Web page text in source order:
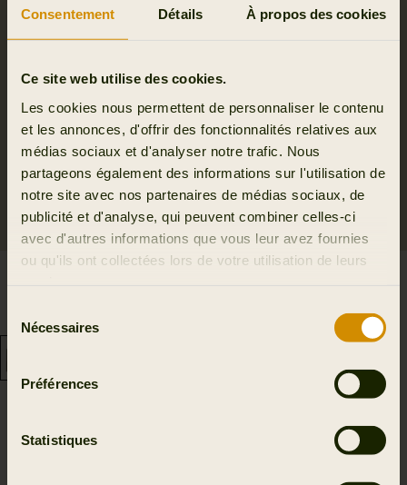
Consentement Détails À propos des cookies
Ce site web utilise des cookies.
Les cookies nous permettent de personnaliser le contenu
et les annonces, d'offrir des fonctionnalités relatives aux
médias sociaux et d'analyser notre trafic. Nous
partageons également des informations sur l'utilisation de
notre site avec nos partenaires de médias sociaux, de
publicité et d'analyse, qui peuvent combiner celles-ci
avec d'autres informations que vous leur avez fournies
ou qu'ils ont collectées lors de votre utilisation de leurs
consentement
Nécessaires
Préférences
Statistiques
14.95 EUR